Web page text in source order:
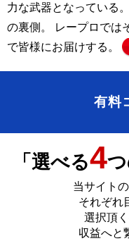
力な武器となっている
の裏側。 レープロでは
で皆様にお届けする。
有料
「選べる4
当サイト
それぞれ
選択頂
収益へと